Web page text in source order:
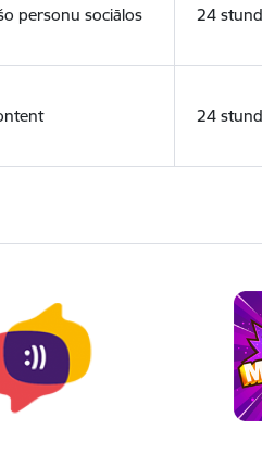
personu sociālos
24
24